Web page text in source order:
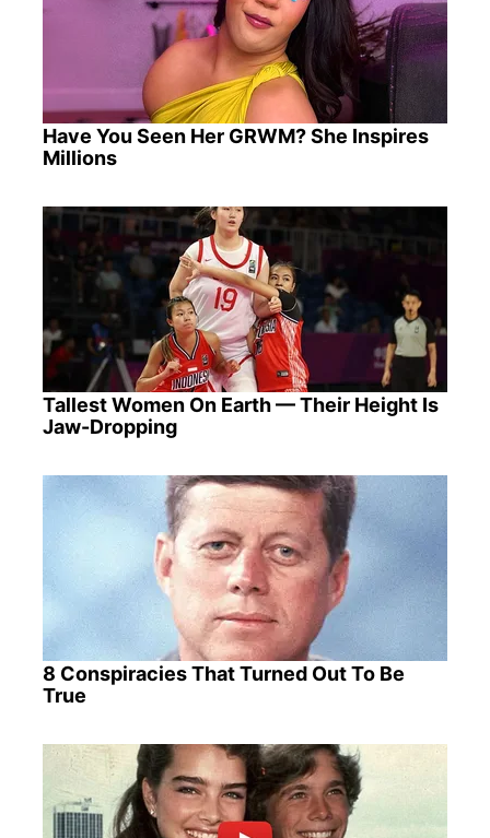
Have You Seen Her GRWM? She Inspires
Millions
Tallest Women On Earth — Their Height Is
Jaw-Dropping
8 Conspiracies That Turned Out To Be
True